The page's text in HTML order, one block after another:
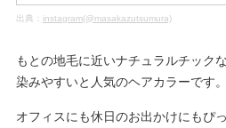
出典： instagram(@masakazutsumura)
もとの地毛に近いナチュラルチック
染みやすいと人気のヘアカラーです。
オフィスにも休日のお出かけにもぴ